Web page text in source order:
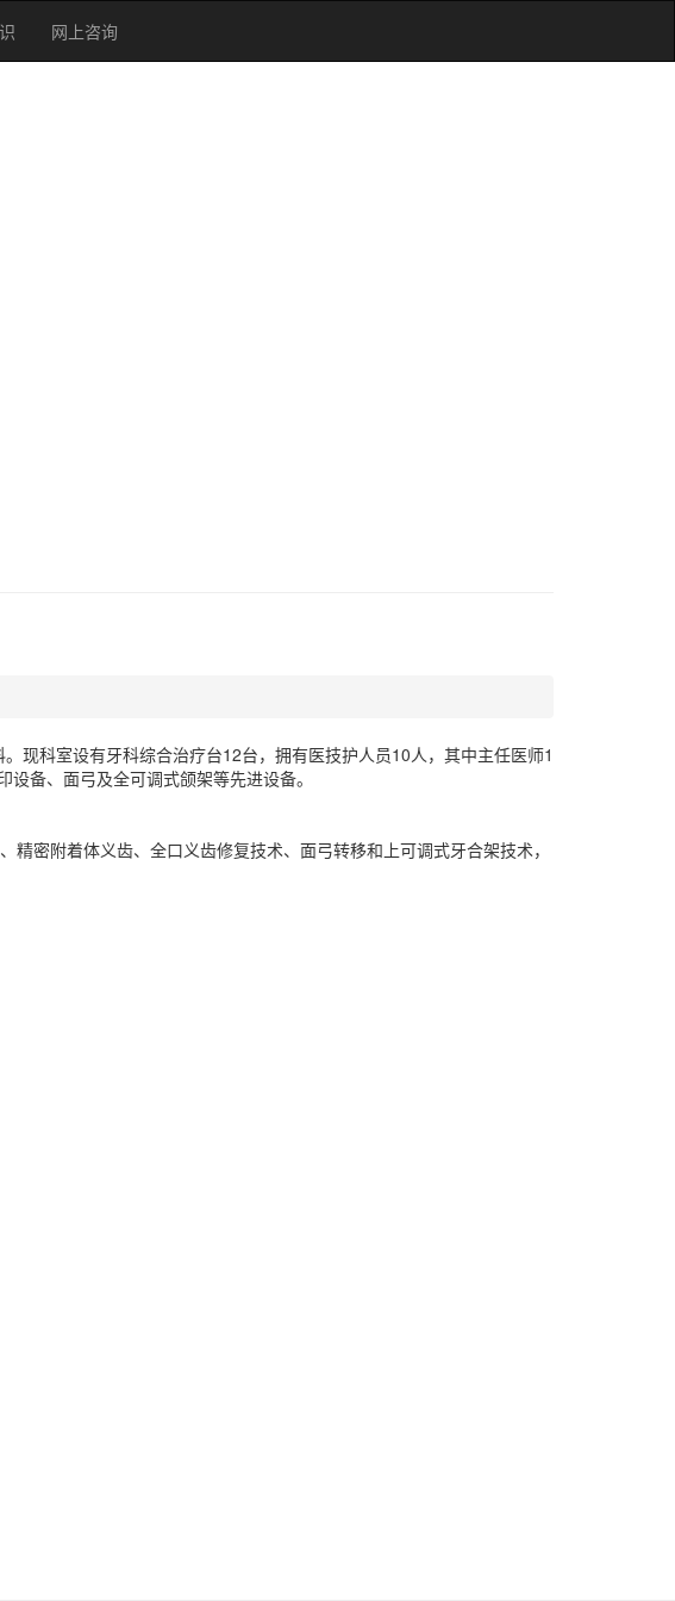
网上咨询
现科室设有牙科综合治疗台12台，拥有医技护人员10人，其中主任医师1
备、面弓及全可调式颌架等先进设备。
密附着体义齿、全口义齿修复技术、面弓转移和上可调式牙合架技术，